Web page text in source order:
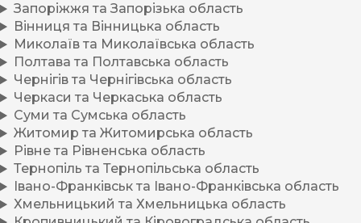
Запоріжжя та Запорізька область
Вінниця та Вінницька область
Миколаїв та Миколаївська область
Полтава та Полтавська область
Чернігів та Чернігівська область
Черкаси та Черкаська область
Суми та Сумська область
Житомир та Житомирська область
Рівне та Рівненська область
Тернопіль та Тернопільська область
Івано-Франківськ та Івано-Франківська область
Хмельницький та Хмельницька область